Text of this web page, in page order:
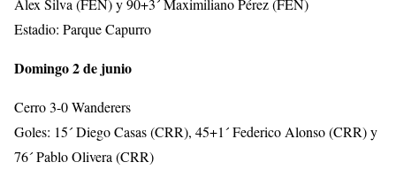
Estadio: Parque Capurro
Domingo 2 de junio
Cerro 3-0 Wanderers
Goles: 15´ Diego Casas (CRR), 45+1´ Federico Alonso (CRR) y
76´ Pablo Olivera (CRR)